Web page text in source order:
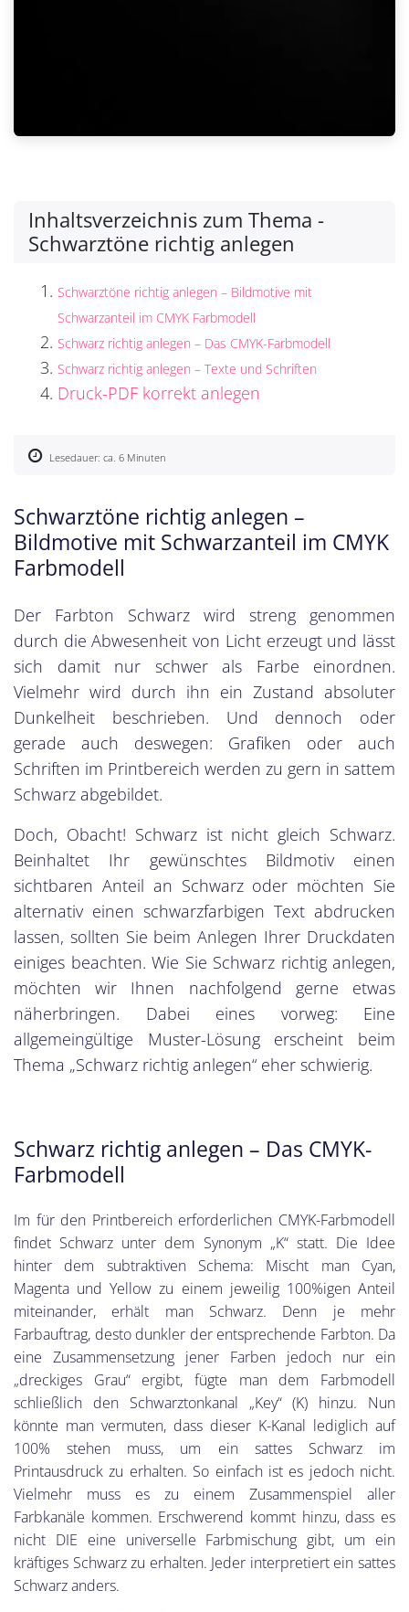
Inhaltsverzeichnis zum Thema -
Schwarztöne richtig anlegen
Schwarztöne richtig anlegen – Bildmotive mit
Schwarzanteil im CMYK Farbmodell
Schwarz richtig anlegen – Das CMYK-Farbmodell
Schwarz richtig anlegen – Texte und Schriften
Druck-PDF korrekt anlegen
Lesedauer: ca. 6 Minuten
Schwarztöne richtig anlegen –
Bildmotive mit Schwarzanteil im CMYK
Farbmodell
Der Farbton Schwarz wird streng genommen
durch die Abwesenheit von Licht erzeugt und lässt
sich damit nur schwer als Farbe einordnen.
Vielmehr wird durch ihn ein Zustand absoluter
Dunkelheit beschrieben. Und dennoch oder
gerade auch deswegen: Grafiken oder auch
Schriften im Printbereich werden zu gern in sattem
Schwarz abgebildet.
Doch, Obacht! Schwarz ist nicht gleich Schwarz.
Beinhaltet Ihr gewünschtes Bildmotiv einen
sichtbaren Anteil an Schwarz oder möchten Sie
alternativ einen schwarzfarbigen Text abdrucken
lassen, sollten Sie beim Anlegen Ihrer Druckdaten
einiges beachten. Wie Sie Schwarz richtig anlegen,
möchten wir Ihnen nachfolgend gerne etwas
näherbringen. Dabei eines vorweg: Eine
allgemeingültige Muster-Lösung erscheint beim
Thema „Schwarz richtig anlegen“ eher schwierig.
Schwarz richtig anlegen – Das CMYK-
Farbmodell
Im für den Printbereich erforderlichen CMYK-Farbmodell
findet Schwarz unter dem Synonym „K“ statt. Die Idee
hinter dem subtraktiven Schema: Mischt man Cyan,
Magenta und Yellow zu einem jeweilig 100%igen Anteil
miteinander, erhält man Schwarz. Denn je mehr
Farbauftrag, desto dunkler der entsprechende Farbton. Da
eine Zusammensetzung jener Farben jedoch nur ein
„dreckiges Grau“ ergibt, fügte man dem Farbmodell
schließlich den Schwarztonkanal „Key“ (K) hinzu. Nun
könnte man vermuten, dass dieser K-Kanal lediglich auf
100% stehen muss, um ein sattes Schwarz im
Printausdruck zu erhalten. So einfach ist es jedoch nicht.
Vielmehr muss es zu einem Zusammenspiel aller
Farbkanäle kommen. Erschwerend kommt hinzu, dass es
nicht DIE eine universelle Farbmischung gibt, um ein
kräftiges Schwarz zu erhalten. Jeder interpretiert ein sattes
Schwarz anders.